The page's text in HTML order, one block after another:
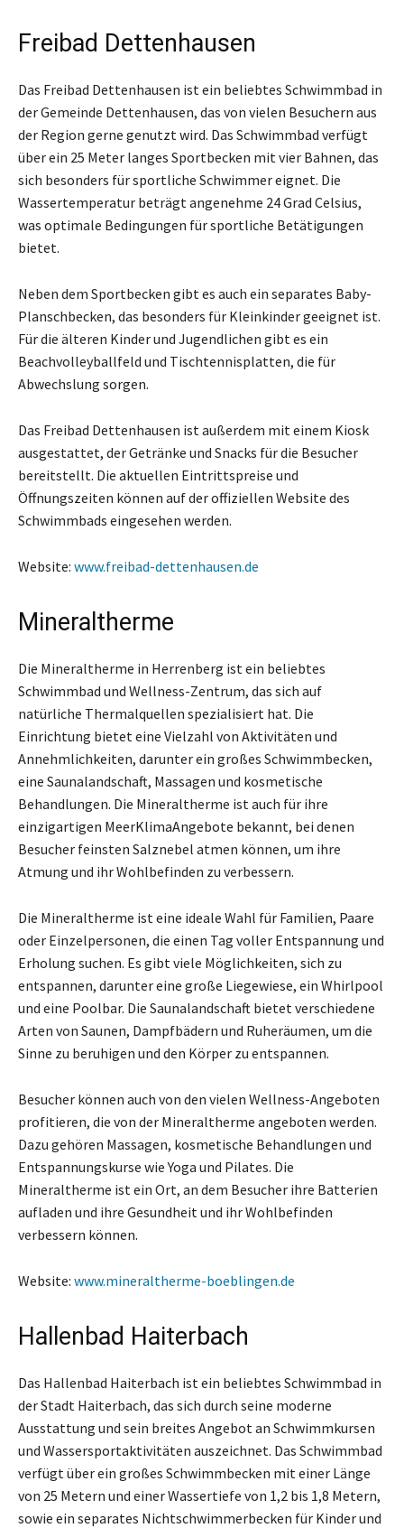
Freibad Dettenhausen
Das Freibad Dettenhausen ist ein beliebtes Schwimmbad in
der Gemeinde Dettenhausen, das von vielen Besuchern aus
der Region gerne genutzt wird. Das Schwimmbad verfügt
über ein 25 Meter langes Sportbecken mit vier Bahnen, das
sich besonders für sportliche Schwimmer eignet. Die
Wassertemperatur beträgt angenehme 24 Grad Celsius,
was optimale Bedingungen für sportliche Betätigungen
bietet.
Neben dem Sportbecken gibt es auch ein separates Baby-
Planschbecken, das besonders für Kleinkinder geeignet ist.
Für die älteren Kinder und Jugendlichen gibt es ein
Beachvolleyballfeld und Tischtennisplatten, die für
Abwechslung sorgen.
Das Freibad Dettenhausen ist außerdem mit einem Kiosk
ausgestattet, der Getränke und Snacks für die Besucher
bereitstellt. Die aktuellen Eintrittspreise und
Öffnungszeiten können auf der offiziellen Website des
Schwimmbads eingesehen werden.
Website: www.freibad-dettenhausen.de
Mineraltherme
Die Mineraltherme in Herrenberg ist ein beliebtes
Schwimmbad und Wellness-Zentrum, das sich auf
natürliche Thermalquellen spezialisiert hat. Die
Einrichtung bietet eine Vielzahl von Aktivitäten und
Annehmlichkeiten, darunter ein großes Schwimmbecken,
eine Saunalandschaft, Massagen und kosmetische
Behandlungen. Die Mineraltherme ist auch für ihre
einzigartigen MeerKlimaAngebote bekannt, bei denen
Besucher feinsten Salznebel atmen können, um ihre
Atmung und ihr Wohlbefinden zu verbessern.
Die Mineraltherme ist eine ideale Wahl für Familien, Paare
oder Einzelpersonen, die einen Tag voller Entspannung und
Erholung suchen. Es gibt viele Möglichkeiten, sich zu
entspannen, darunter eine große Liegewiese, ein Whirlpool
und eine Poolbar. Die Saunalandschaft bietet verschiedene
Arten von Saunen, Dampfbädern und Ruheräumen, um die
Sinne zu beruhigen und den Körper zu entspannen.
Besucher können auch von den vielen Wellness-Angeboten
profitieren, die von der Mineraltherme angeboten werden.
Dazu gehören Massagen, kosmetische Behandlungen und
Entspannungskurse wie Yoga und Pilates. Die
Mineraltherme ist ein Ort, an dem Besucher ihre Batterien
aufladen und ihre Gesundheit und ihr Wohlbefinden
verbessern können.
Website: www.mineraltherme-boeblingen.de
Hallenbad Haiterbach
Das Hallenbad Haiterbach ist ein beliebtes Schwimmbad in
der Stadt Haiterbach, das sich durch seine moderne
Ausstattung und sein breites Angebot an Schwimmkursen
und Wassersportaktivitäten auszeichnet. Das Schwimmbad
verfügt über ein großes Schwimmbecken mit einer Länge
von 25 Metern und einer Wassertiefe von 1,2 bis 1,8 Metern,
sowie ein separates Nichtschwimmerbecken für Kinder und